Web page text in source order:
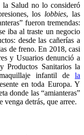
la Salud no lo consideró
los lobbies, las
fueron tremendas:
iba al traste un negocio
desde las cañerías a
de freno. En 2018, casi
y Usuarios denunció a
Productos Sanitarios la
infantil de la
en toda Europa. Y
donde las “amianteras”
detrás, que arree.